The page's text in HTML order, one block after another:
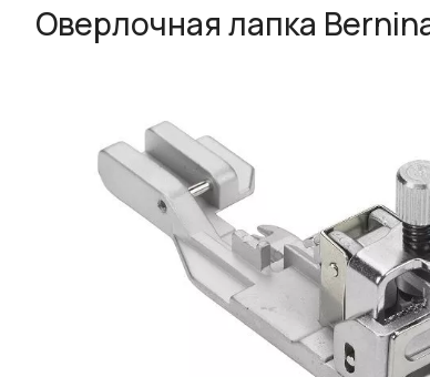
Оверлочная лапка